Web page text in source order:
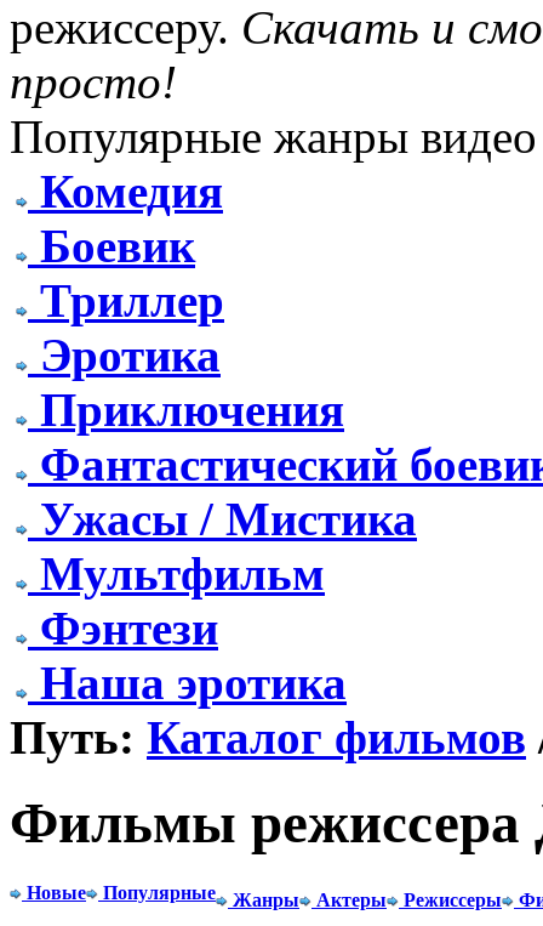
режиссеру. Скачать и
просто!
Популярные жанры видео
Комедия
Боевик
Триллер
Эротика
Приключения
Фантастический
Ужасы / Мистика
Мультфильм
Фэнтези
Наша эротика
Путь: Каталог фильмов
Фильмы режиссера
Новые Популярные Жанры Актеры Режиссеры